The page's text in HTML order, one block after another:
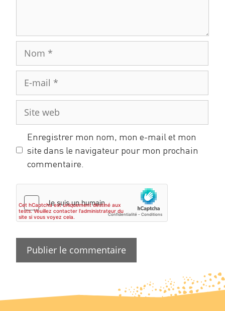
Enregistrer mon nom, mon e-mail et mon
site dans le navigateur pour mon prochain
commentaire.